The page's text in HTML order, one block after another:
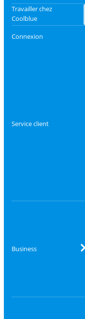
Travailler chez
Coolblue
Connexion
Service client
Business